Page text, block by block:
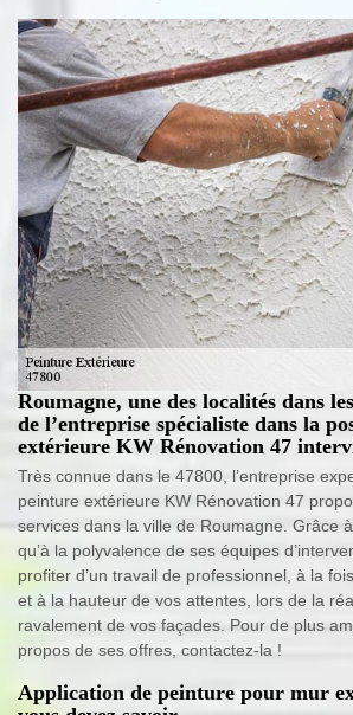
Roumagne, une des localités dans
de l’entreprise spécialiste dans la
extérieure KW Rénovation 47
Très connue dans le 47800, l’entreprise
peinture extérieure KW Rénovation 47
services dans la ville de Roumagne. Grâce
qu’à la polyvalence de ses équipes
profiter d’un travail de professionnel, à la
et à la hauteur de vos attentes, lors de la
ravalement de vos façades. Pour de plus
propos de ses offres, contactez-la !
Application de peinture pour mur